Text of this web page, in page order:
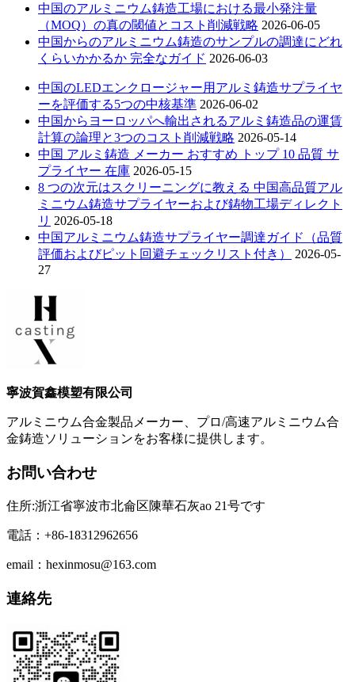
中国のアルミニウム鋳造工場における最小発注量
（MOQ）の真の閾値とコスト削減戦略 2026-06-05
中国からのアルミニウム鋳造のサンプルの調達にどれ
くらいかかるか 完全なガイド 2026-06-03
中国のLEDエンクロージャー用アルミ鋳造サプライヤ
ーを評価する5つの中核基準 2026-06-02
中国からヨーロッパへ輸出されるアルミ鋳造品の運賃
計算の論理と3つのコスト削減戦略 2026-05-14
中国 アルミ鋳造 メーカー おすすめ トップ 10 品質 サ
プライヤー 在庫 2026-05-15
8 つの次元はスクリーニングに教える 中国高品質アル
ミニウム鋳造サプライヤーおよび鋳物工場ディレクト
リ 2026-05-18
中国アルミニウム鋳造サプライヤー調達ガイド（品質
評価およびピット回避チェックリスト付き）
2026-05-
27
寧波賀鑫模塑有限公司
アルミニウム合金製品メーカー、プロ/高速アルミニウム合
金鋳造ソリューションをお客様に提供します。
お問い合わせ
住所:浙江省寧波市北侖区陳華石灰ao 21号です
電話：+86-18312962656
email：hexinmosu@163.com
連絡先